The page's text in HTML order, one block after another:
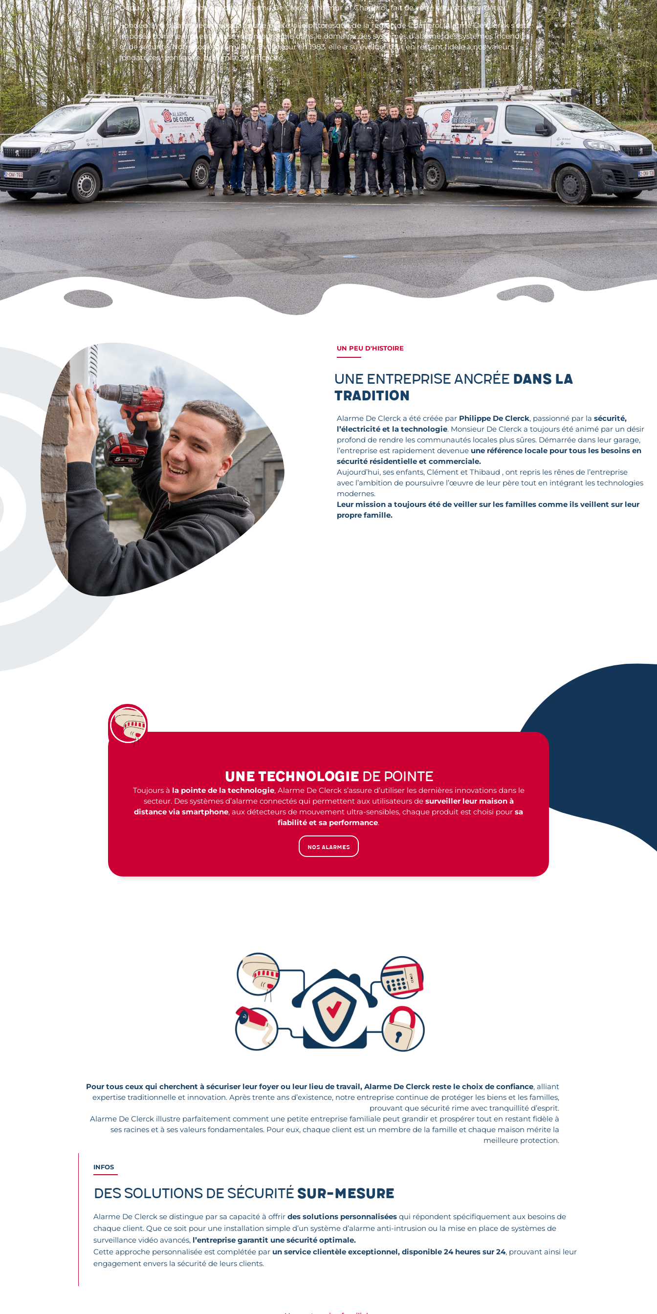
Depuis 4 décennies, notre société, Alarme De Clerck à Namur et Charleroi, fait de votre sécurité son métier !
Fondée il y a quatre décennies dans une petite ville pittoresque de la région de Charleroi, Alarme De Clerck s’est
imposée comme une entreprise incontournable dans le domaine des systèmes d’alarme, des systèmes incendies
et de sécurité. Notre société familiale, a vu le jour en 1983, elle a su évoluer tout en restant fidèle à nos valeurs
fondatrices : confiance, proximité et efficacité.
UN PEU D'HISTOIRE
Une entreprise ancrée dans la
tradition
Alarme De Clerck a été créée par Philippe De Clerck, passionné par la sécurité,
l’électricité et la technologie. Monsieur De Clerck a toujours été animé par un désir
profond de rendre les communautés locales plus sûres. Démarrée dans leur garage,
l’entreprise est rapidement devenue une référence locale pour tous les besoins en
sécurité résidentielle et commerciale.
Aujourd’hui, ses enfants, Clément et Thibaud , ont repris les rênes de l’entreprise
avec l’ambition de poursuivre l’œuvre de leur père tout en intégrant les technologies
modernes.
Leur mission a toujours été de veiller sur les familles comme ils veillent sur leur
propre famille.
Une technologiede pointe
Toujours à la pointe de la technologie, Alarme De Clerck s’assure d’utiliser les dernières innovations dans le
secteur. Des systèmes d’alarme connectés qui permettent aux utilisateurs de surveiller leur maison à
distance via smartphone, aux détecteurs de mouvement ultra-sensibles, chaque produit est choisi pour sa
fiabilité et sa performance.
Nos alarmes
Pour tous ceux qui cherchent à sécuriser leur foyer ou leur lieu de travail, Alarme De Clerck reste le choix de confiance, alliant
expertise traditionnelle et innovation. Après trente ans d’existence, notre entreprise continue de protéger les biens et les familles,
prouvant que sécurité rime avec tranquillité d’esprit.
Alarme De Clerck illustre parfaitement comment une petite entreprise familiale peut grandir et prospérer tout en restant fidèle à
ses racines et à ses valeurs fondamentales. Pour eux, chaque client est un membre de la famille et chaque maison mérite la
meilleure protection.
INFOS
Des solutions de sécurité sur-mesure
Alarme De Clerck se distingue par sa capacité à offrir des solutions personnalisées qui répondent spécifiquement aux besoins de
chaque client. Que ce soit pour une installation simple d’un système d’alarme anti-intrusion ou la mise en place de systèmes de
surveillance vidéo avancés, l’entreprise garantit une sécurité optimale.
Cette approche personnalisée est complétée par un service clientèle exceptionnel, disponible 24 heures sur 24, prouvant ainsi leur
engagement envers la sécurité de leurs clients.